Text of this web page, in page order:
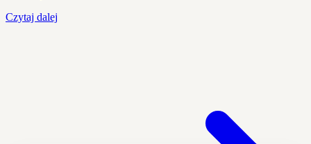
Czytaj dalej